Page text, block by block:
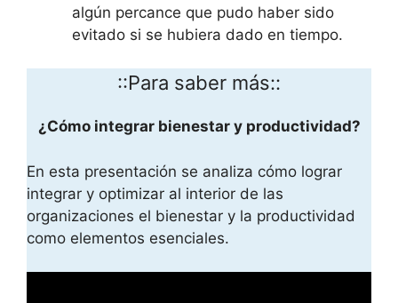
algún percance que pudo haber sido
evitado si se hubiera dado en tiempo.
::Para saber más::
¿Cómo integrar bienestar y productividad?
En esta presentación se analiza cómo lograr
integrar y optimizar al interior de las
organizaciones el bienestar y la productividad
como elementos esenciales.